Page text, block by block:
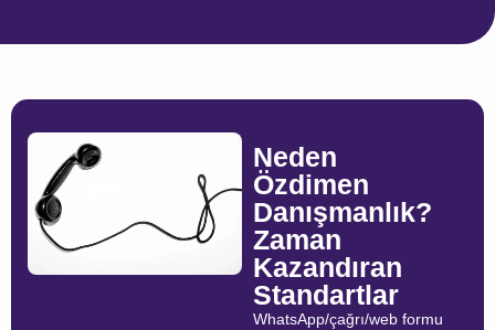
Neden
Özdimen
Danışmanlık?
Zaman
Kazandıran
Standartlar
WhatsApp/çağrı/web formu